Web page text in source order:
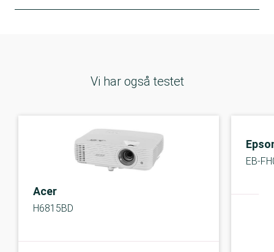
Vi har også testet
Acer
H6815BD
EB-